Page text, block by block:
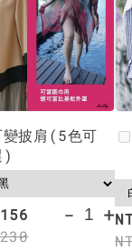
變披肩(5色可
)
- +